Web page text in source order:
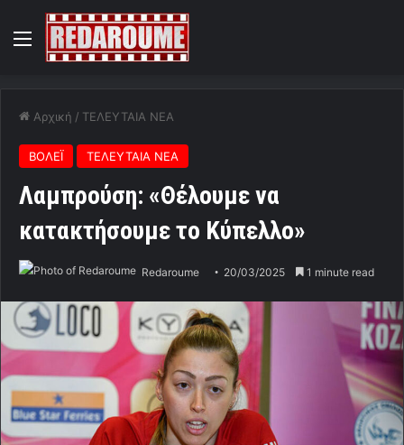
Menu
Αρχική / ΤΕΛΕΥΤΑΙΑ ΝΕΑ
ΒΟΛΕΪ ΤΕΛΕΥΤΑΙΑ ΝΕΑ
Λαμπρούση: «Θέλουμε να
κατακτήσουμε το Κύπελλο»
Redaroume 20/03/2025 1 minute read